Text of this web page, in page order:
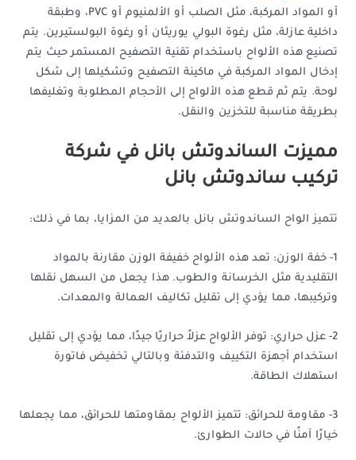
أو المواد المركبة، مثل الصلب أو الألمنيوم أو PVC، وطبقة
داخلية عازلة، مثل رغوة البولي يوريثان أو رغوة البولستيرين. يتم
تصنيع هذه الألواح باستخدام تقنية التصفيح المستمر حيث يتم
إدخال المواد المركبة في ماكينة التصفيح وتشكيلها إلى شكل
لوحة. يتم ثم قطع هذه الألواح إلى الأحجام المطلوبة وتغليفها
بطريقة مناسبة للتخزين والنقل.
مميزت الساندوتش بانل في شركة
تركيب ساندوتش بانل
تتميز الواح الساندوتش بانل بالعديد من المزايا، بما في ذلك:
1- خفة الوزن: تعد هذه الألواح خفيفة الوزن مقارنة بالمواد
التقليدية مثل الخرسانة والطوب. هذا يجعل من السهل نقلها
وتركيبها، مما يؤدي إلى تقليل تكاليف العمالة والمعدات.
2- عزل حراري: توفر الألواح عزلاً حراريًا جيدًا، مما يؤدي إلى تقليل
استخدام أجهزة التكييف والتدفئة وبالتالي تخفيض فاتورة
استهلاك الطاقة.
3- مقاومة للحرائق: تتميز الألواح بمقاومتها للحرائق، مما يجعلها
خيارًا آمنًا في حالات الطوارئ.